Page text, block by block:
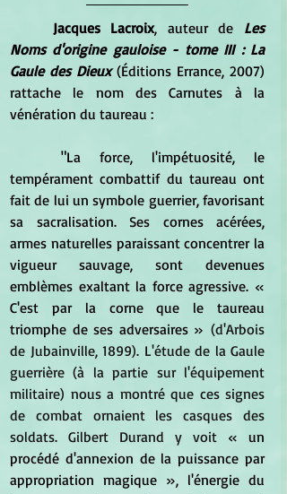
Jacques Lacroix, auteur de Les
Noms d'origine gauloise - tome III : La
Gaule des Dieux (Éditions Errance, 2007)
rattache le nom des Carnutes à la
vénération du taureau :
tempérament combattif du taureau ont
fait de lui un symbole guerrier, favorisant
sa sacralisation. Ses cornes acérées,
armes naturelles paraissant concentrer la
vigueur sauvage, sont devenues
emblèmes exaltant la force agressive. «
C'est par la corne que le taureau
triomphe de ses adversaires » (d'Arbois
de Jubainville, 1899). L'étude de la Gaule
guerrière (à la partie sur l'équipement
militaire) nous a montré que ces signes
de combat ornaient les casques des
soldats. Gilbert Durand y voit « un
procédé d'annexion de la puissance par
appropriation magique », l'énergie du